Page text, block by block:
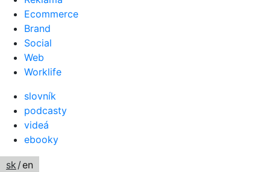
Ecommerce
Brand
Social
Web
Worklife
slovník
podcasty
videá
ebooky
sk/en